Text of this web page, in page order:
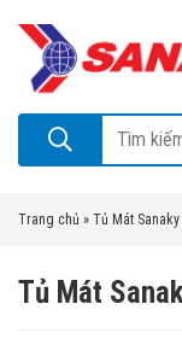
Trang chủ » Tủ Mát
Tủ Mát